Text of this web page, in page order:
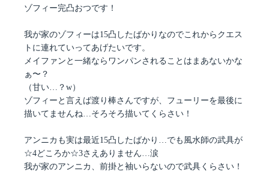
ゾフィー完凸おつです！
我が家のゾフィーは15凸したばかりなのでこれからクエス
トに連れていってあげたいです。
メイファンと一緒ならワンパンされることはまあないかな
ぁ〜？
（甘い…？w）
ゾフィーと言えば渡り棒さんですが、フューリーを最後に
描いてませんね…そろそろ描いてくらさい！
アンニカも実は最近15凸したばかり…でも風水師の武具が
☆4どころか☆3さえありません…涙
我が家のアンニカ、前掛と袖いらないので武具くらさい！